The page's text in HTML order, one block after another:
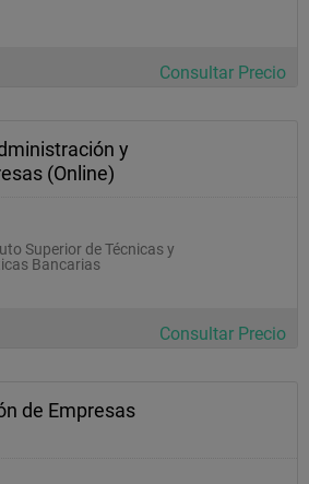
Consultar Precio
y
(Online)
Superior de Técnicas y
Bancarias
Consultar Precio
de Empresas